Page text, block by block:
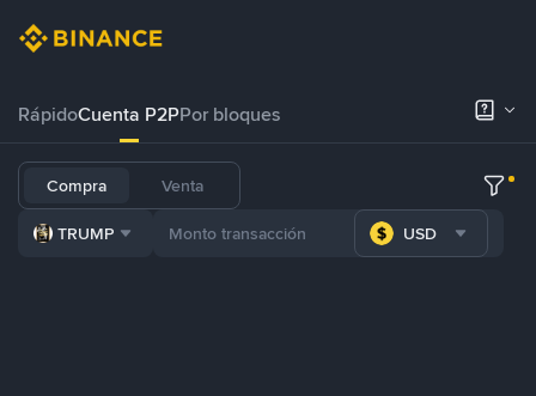
RápidoCuenta P2PPor bloques
Compra Venta
TRUMP USD